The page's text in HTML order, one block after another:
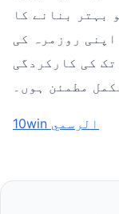
بہتر بنانے کا
روزمرہ کی
کی کارکردگی
مطمئن ہوں۔
10win الرسمي